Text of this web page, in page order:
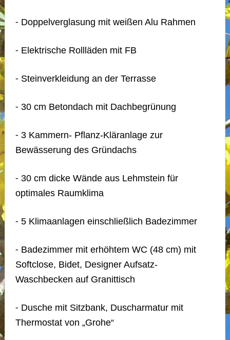
⁃ Doppelverglasung mit weißen Alu Rahmen
⁃ Elektrische Rollläden mit FB
⁃ Steinverkleidung an der Terrasse
⁃ 30 cm Betondach mit Dachbegrünung
⁃ 3 Kammern- Pflanz-Kläranlage zur
Bewässerung des Gründachs
⁃ 30 cm dicke Wände aus Lehmstein für
optimales Raumklima
⁃ 5 Klimaanlagen einschließlich Badezimmer
⁃ Badezimmer mit erhöhtem WC (48 cm) mit
Softclose, Bidet, Designer Aufsatz-
Waschbecken auf Granittisch
⁃ Dusche mit Sitzbank, Duscharmatur mit
Thermostat von „Grohe“